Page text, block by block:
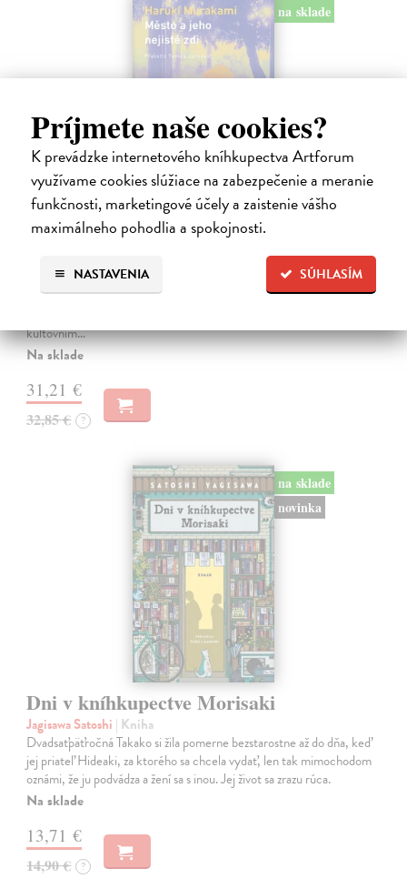
Príjmete naše cookies?
K prevádzke internetového kníhkupectva Artforum
využívame cookies slúžiace na zabezpečenie a meranie
funkčnosti, marketingové účely a zaistenie vášho
maximálneho pohodlia a spokojnosti.
SÚHLASÍM
NASTAVENIA
na sklade
Město a jeho nejisté zdi
Ty jsi to byla, kdo mi vyprávěl o tom městě. Město a jeho nejisté zdi –
dlouho očekávaný román Harukiho Murakamiho volně navazuje na
kultovním…
Na sklade
31,21 €
32,85 € ?
na sklade
novinka
Dni v kníhkupectve Morisaki
Jagisawa Satoshi | Kniha
Dvadsaťpäťročná Takako si žila pomerne bezstarostne až do dňa, keď
jej priateľ Hideaki, za ktorého sa chcela vydať, len tak mimochodom
oznámi, že ju podvádza a žení sa s inou. Jej život sa zrazu rúca.
Na sklade
13,71 €
14,90 € ?